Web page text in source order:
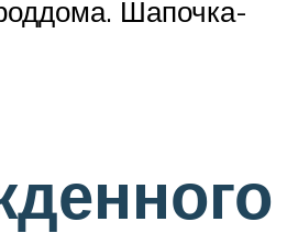
Шапочка-